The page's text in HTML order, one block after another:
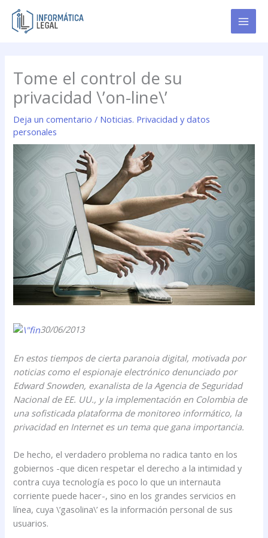
contenido
Tome el control de su
privacidad \’on-line\’
Deja un comentario / Noticias. Privacidad y datos
personales
30/06/2013
En estos tiempos de cierta paranoia digital, motivada por
noticias como el espionaje electrónico denunciado por
Edward Snowden, exanalista de la Agencia de Seguridad
Nacional de EE. UU., y la implementación en Colombia de
una sofisticada plataforma de monitoreo informático, la
privacidad en Internet es un tema que gana importancia.
De hecho, el verdadero problema no radica tanto en los
gobiernos -que dicen respetar el derecho a la intimidad y
contra cuya tecnología es poco lo que un internauta
corriente puede hacer-, sino en los grandes servicios en
línea, cuya \’gasolina\’ es la información personal de sus
usuarios.